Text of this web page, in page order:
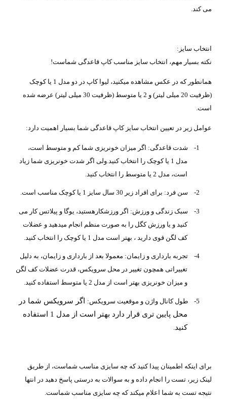
می کند.
انتخاب سایز:
نکته بسیار مهم، انتخاب سایز مناسب کاپ قاعدگی شماست!
همانطور که در عکس مشاهده میکنید، لیوا کاپ در دو مدل 1 یا کوچک
(ظرفیت 20 میلی لیتر) و 2 یا متوسط (ظرفیت 30 میلی لیتر) عرضه شده
است.
عوامل زیر در تعیین انتخاب سایز کاپ قاعدگی شما بسیار اهمیت دارد:
1-
شدت قاعدگی: اگر میزان خونریزی شما کم و متوسط است،
مدل 1 یا کوچک را انتخاب کنید.ولی اگر شدت خونریزی شما زیاد
است، مدل 2 یا متوسط را انتخاب کنید.
2- سن فرد: برای افراد زیر 30 سال سایز 1 یا کوچک مناسب است.
3-
سبک زندگی و ورزش: اگر ورزشکارهستید، یوگا و پیلاتس کار می
کنید و یا ورزش کگل را به صورت منظم انجام میدهید و عضلات
کف لگن قوی دارید ، بهتر است مدل 1 یا کوچک را انتخاب کنید.
4-
تجربه بارداری و زایمان: معمولا بعد از بارداری و زایمان، به دلیل
تغییراتی همچون تغییر در محل سرویکس، قدرت عضلات کف لگن
و میزان خونریزی بهتر است از مدل 2 یا متوسط استفاده کنید.
5- طول کانال واژن و موقعیت سرویکس: اگر سرویکس شما در
محل پایین تری قرار دارد بهتر است از مدل 1 استفاده
کنید.
برای اینکه اطمینان پیدا کنید که چه سایزی مناسب شماست، از طریق
لینک زیر، تست را انجام داده و به سوالات به درستی پاسخ دهید در انتها
نتیجه تست به شما اعلام میکند که چه سایزی مناسب شماست.